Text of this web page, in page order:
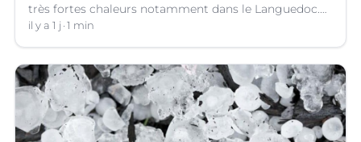
très fortes chaleurs notamment dans le Languedoc.
Jusqu’à quand ?
il y a 1 j 1 min